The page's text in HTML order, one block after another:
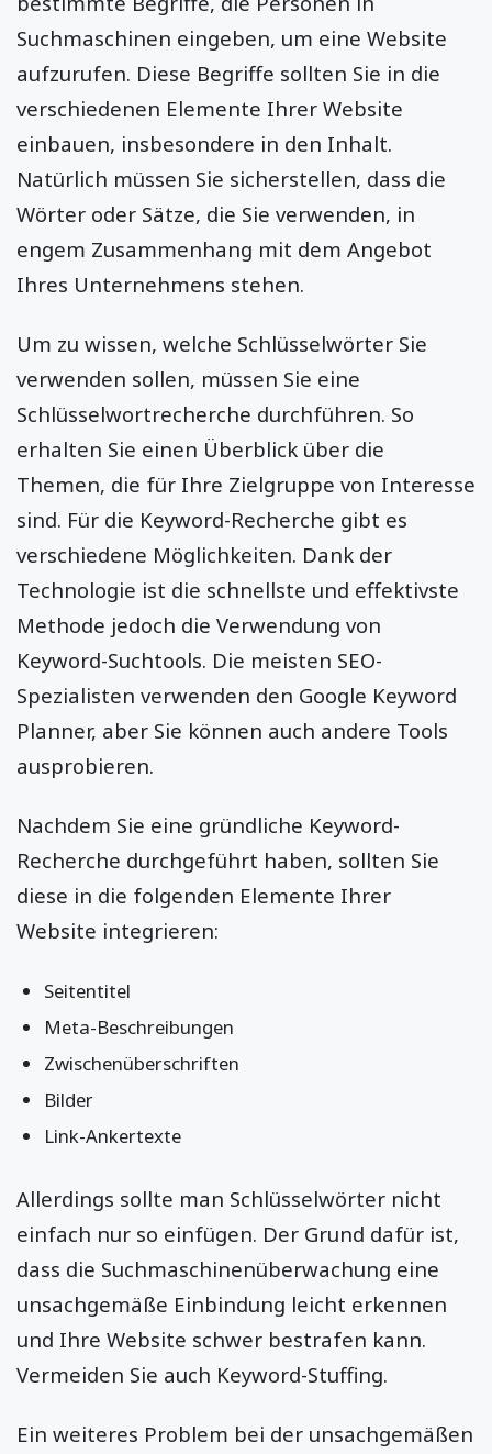
Suchmaschinen eingeben, um eine Website
aufzurufen. Diese Begriffe sollten Sie in die
verschiedenen Elemente Ihrer Website
einbauen, insbesondere in den Inhalt.
Natürlich müssen Sie sicherstellen, dass die
Wörter oder Sätze, die Sie verwenden, in
engem Zusammenhang mit dem Angebot
Ihres Unternehmens stehen.
Um zu wissen, welche Schlüsselwörter Sie
verwenden sollen, müssen Sie eine
Schlüsselwortrecherche durchführen. So
erhalten Sie einen Überblick über die
Themen, die für Ihre Zielgruppe von Interesse
sind. Für die Keyword-Recherche gibt es
verschiedene Möglichkeiten. Dank der
Technologie ist die schnellste und effektivste
Methode jedoch die Verwendung von
Keyword-Suchtools. Die meisten SEO-
Spezialisten verwenden den Google Keyword
Planner, aber Sie können auch andere Tools
ausprobieren.
Nachdem Sie eine gründliche Keyword-
Recherche durchgeführt haben, sollten Sie
diese in die folgenden Elemente Ihrer
Website integrieren:
Seitentitel
Meta-Beschreibungen
Zwischenüberschriften
Bilder
Link-Ankertexte
Allerdings sollte man Schlüsselwörter nicht
einfach nur so einfügen. Der Grund dafür ist,
dass die Suchmaschinenüberwachung eine
unsachgemäße Einbindung leicht erkennen
und Ihre Website schwer bestrafen kann.
Vermeiden Sie auch Keyword-Stuffing.
Ein weiteres Problem bei der unsachgemäßen